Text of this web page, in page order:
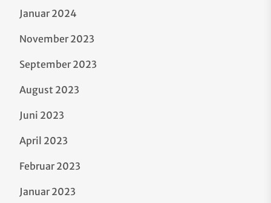
Januar 2024
November 2023
September 2023
August 2023
Juni 2023
April 2023
Februar 2023
Januar 2023